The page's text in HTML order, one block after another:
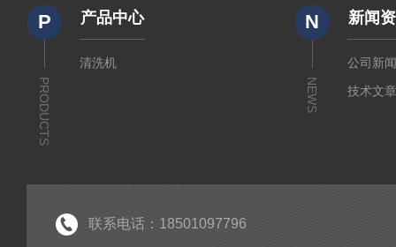
P
PRODUCTS
产品中心
清洗机
N
NEWS
新闻
公司新
技术文
联系电话：18501097796